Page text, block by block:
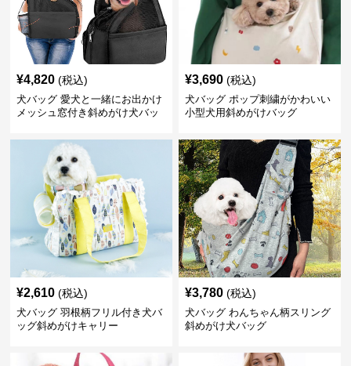
¥4,820 (税込)
犬バッグ 愛犬と一緒にお出かけ
メッシュ窓付き斜めがけ犬バッ
¥3,690 (税込)
犬バッグ ポップ刺繍がかわいい
小型犬用斜めがけバッグ
¥2,610 (税込)
犬バッグ 羽根柄フリル付き犬バ
ッグ斜めがけキャリー
¥3,780 (税込)
犬バッグ わんちゃん柄スリング
斜めがけ犬バッグ